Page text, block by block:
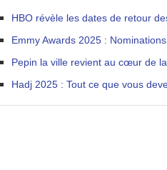
HBO révèle les dates de retour
Emmy Awards 2025 :
Pepin la ville revient au cœur de
Hadj 2025 : Tout ce que vous